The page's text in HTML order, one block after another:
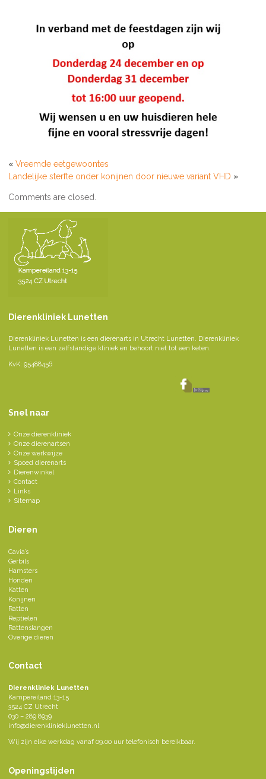
« Vreemde eetgewoontes
Landelijke sterfte onder konijnen door nieuwe variant VHD »
Comments are closed.
Dierenkliniek Lunetten
Dierenkliniek Lunetten is een dierenarts in Utrecht Lunetten. Dierenkliniek
Lunetten is een zelfstandige kliniek en behoort niet tot een keten.
KvK: 95488456
Snel naar
Onze dierenkliniek
Onze dierenartsen
Onze werkwijze
Spoed dierenarts
Dierenwinkel
Contact
Links
Sitemap
Dieren
Cavia’s
Gerbils
Hamsters
Honden
Katten
Konijnen
Ratten
Reptielen
Rattenslangen
Overige dieren
Contact
Dierenkliniek Lunetten
Kampereiland 13-15
3524 CZ Utrecht
030 – 289 8939
info@dierenklinieklunetten.nl
Wij zijn elke werkdag vanaf 09.00 uur telefonisch bereikbaar.
Openingstijden